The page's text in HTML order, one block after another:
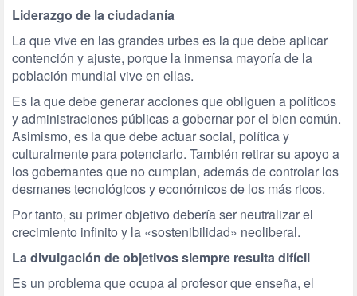
Liderazgo de la ciudadanía
La que vive en las grandes urbes es la que debe aplicar
contención y ajuste, porque la inmensa mayoría de la
población mundial vive en ellas.
Es la que debe generar acciones que obliguen a políticos
y administraciones públicas a gobernar por el bien común.
Asimismo, es la que debe actuar social, política y
culturalmente para potenciarlo. También retirar su apoyo a
los gobernantes que no cumplan, además de controlar los
desmanes tecnológicos y económicos de los más ricos.
Por tanto, su primer objetivo debería ser neutralizar el
crecimiento infinito y la «sostenibilidad» neoliberal.
La divulgación de objetivos siempre resulta difícil
Es un problema que ocupa al profesor que enseña, el